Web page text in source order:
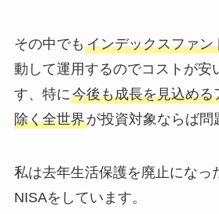
その中でも インデックスファン
動して運用するのでコストが安
す、特に今後も成長を見込める
除く全世界が投資対象ならば問
私は去年生活保護を廃止になっ
NISAをしています。